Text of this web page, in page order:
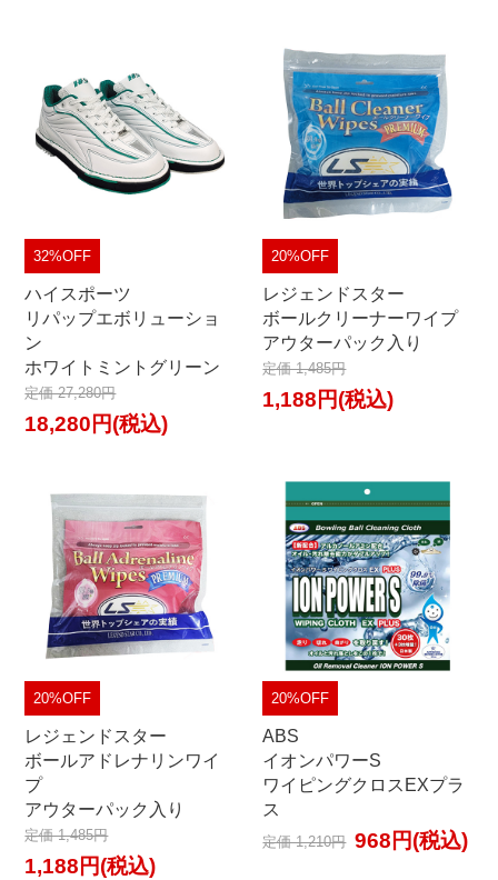
32%OFF
ハイスポーツ
リパップエボリューショ
ン
ホワイトミントグリーン
定価 27,280円
18,280円(税込)
20%OFF
レジェンドスター
ボールクリーナーワイプ
アウターパック入り
定価 1,485円
1,188円(税込)
20%OFF
レジェンドスター
ボールアドレナリンワイ
プ
アウターパック入り
定価 1,485円
1,188円(税込)
20%OFF
ABS
イオンパワーS
ワイピングクロスEXプラ
ス
定価 1,210円 968円(税込)